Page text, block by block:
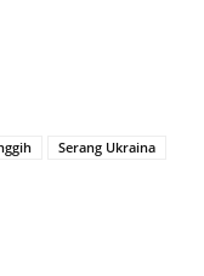
Serang Ukraina